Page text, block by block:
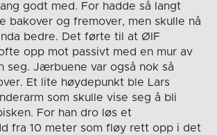
godt med. For hadde så langt
bakover og fremover, men skulle nå
bedre. Det førte til at ØIF
opp mot passivt med en mur av
seg. Jærbuene var også nok så
Et lite høydepunkt ble Lars
som skulle vise seg å bli
For han dro løs et
fra 10 meter som fløy rett opp i det